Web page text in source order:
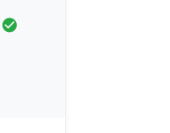
check_circle